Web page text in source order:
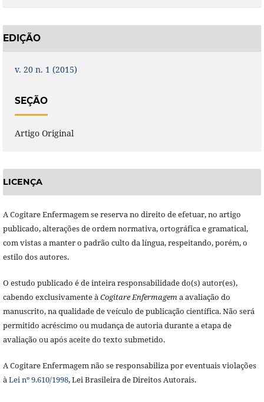
EDIÇÃO
v. 20 n. 1 (2015)
SEÇÃO
Artigo Original
LICENÇA
A Cogitare Enfermagem se reserva no direito de efetuar, no artigo
publicado, alterações de ordem normativa, ortográfica e gramatical,
com vistas a manter o padrão culto da língua, respeitando, porém, o
estilo dos autores.
O estudo publicado é de inteira responsabilidade do(s) autor(es),
cabendo exclusivamente àCogitare Enfermagema avaliação do
manuscrito, na qualidade de veículo de publicação científica. Não será
permitido acréscimo ou mudança de autoria durante a etapa de
avaliação ou após aceite do texto submetido.
A Cogitare Enfermagem não se responsabiliza por eventuais violações
àLei nº 9.610/1998, Lei Brasileira de Direitos Autorais.